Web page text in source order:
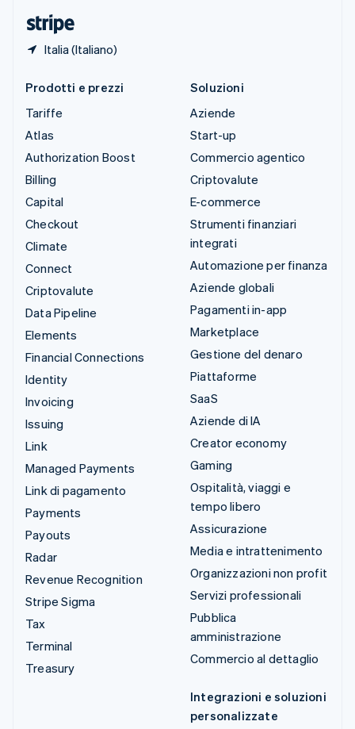
Italia (Italiano)
Prodotti e prezzi
Tariffe
Atlas
Authorization Boost
Billing
Capital
Checkout
Climate
Connect
Criptovalute
Data Pipeline
Elements
Financial Connections
Identity
Invoicing
Issuing
Link
Managed Payments
Link di pagamento
Payments
Payouts
Radar
Revenue Recognition
Stripe Sigma
Tax
Terminal
Treasury
Soluzioni
Aziende
Start-up
Commercio agentico
Criptovalute
E-commerce
Strumenti finanziari
integrati
Automazione per finanza
Aziende globali
Pagamenti in-app
Marketplace
Gestione del denaro
Piattaforme
SaaS
Aziende di IA
Creator economy
Gaming
Ospitalità, viaggi e
tempo libero
Assicurazione
Media e intrattenimento
Organizzazioni non profit
Servizi professionali
Pubblica
amministrazione
Commercio al dettaglio
Integrazioni e soluzioni
personalizzate